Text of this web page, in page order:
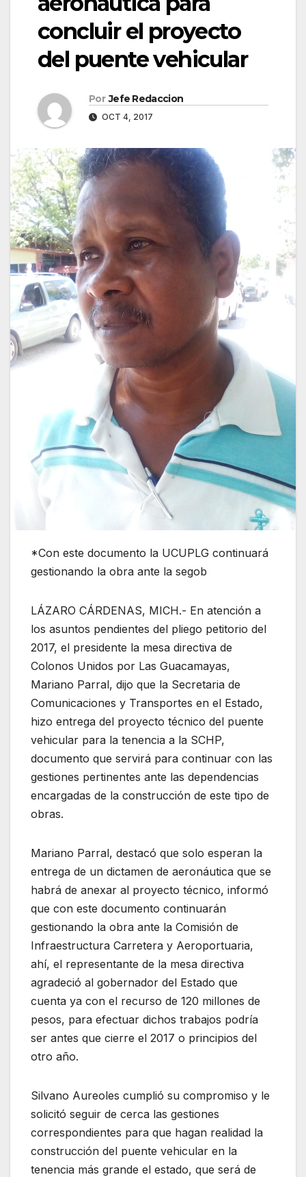
concluir el proyecto
del puente vehicular
Por Jefe Redaccion
OCT 4, 2017
*Con este documento la UCUPLG continuará
gestionando la obra ante la segob
LÁZARO CÁRDENAS, MICH.- En atención a
los asuntos pendientes del pliego petitorio del
2017, el presidente la mesa directiva de
Colonos Unidos por Las Guacamayas,
Mariano Parral, dijo que la Secretaria de
Comunicaciones y Transportes en el Estado,
hizo entrega del proyecto técnico del puente
vehicular para la tenencia a la SCHP,
documento que servirá para continuar con las
gestiones pertinentes ante las dependencias
encargadas de la construcción de este tipo de
obras.
Mariano Parral, destacó que solo esperan la
entrega de un dictamen de aeronáutica que se
habrá de anexar al proyecto técnico, informó
que con este documento continuarán
gestionando la obra ante la Comisión de
Infraestructura Carretera y Aeroportuaria,
ahí, el representante de la mesa directiva
agradeció al gobernador del Estado que
cuenta ya con el recurso de 120 millones de
pesos, para efectuar dichos trabajos podría
ser antes que cierre el 2017 o principios del
otro año.
Silvano Aureoles cumplió su compromiso y le
solicitó seguir de cerca las gestiones
correspondientes para que hagan realidad la
construcción del puente vehicular en la
tenencia más grande el estado, que será de